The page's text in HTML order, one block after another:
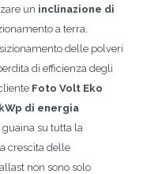
un inclinazione di
a terra,
delle polveri
di efficienza degli
Foto Volt Eko
di energia
guaina su tutta la
crescita delle
non sono solo